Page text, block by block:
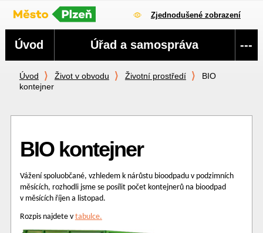
Zjednodušené zobrazení
Úvod Život v obvodu Životní prostředí
BIO
kontejner
BIO kontejner
Vážení spoluobčané, vzhledem k nárůstu bioodpadu v podzimních
měsících, rozhodli jsme se posílit počet kontejnerů na bioodpad
v měsících říjen a listopad.
Rozpis najdete v tabulce.
Navigace
Úvod Úřad a samospráva ---